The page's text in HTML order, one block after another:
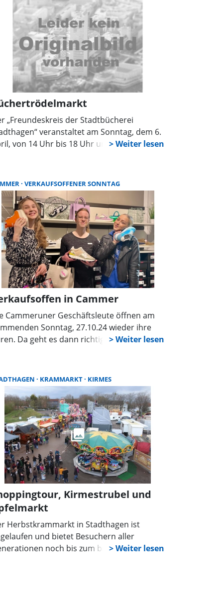
„Freundeskreis der Stadtbücherei
veranstaltet am Sonntag, dem 6.
von 14 Uhr bis 18 Uhr und am Dienstag,
44).
VERKAUFSOFFENER SONNTAG
in Cammer
Cammeruner Geschäftsleute öffnen am
Sonntag, 27.10.24 wieder ihre
Da geht es dann richtig rund. „Wir
Niemann vom Schuhhaus Niemann.
KRAMMARKT KIRMES
Kirmestrubel und
Herbstkrammarkt in Stadthagen ist
und bietet Besuchern aller
noch bis zum bis 22. Oktober